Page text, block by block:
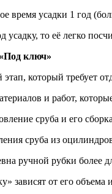
время усадки 1 год
усадку, то её легко
ключ»
который требует
и работ,
сруба и его
сруба из
ручной рубки более
зависят от его объема